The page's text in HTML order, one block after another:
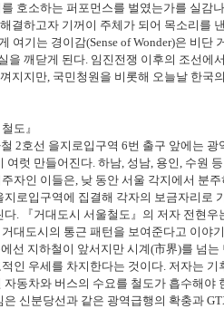
호소하는 퍼포먼스를 벌였는가를 실감
결하고자 기꺼이 주체가 되어 목소리를
여기는 경이감(Sense of Wonder)은 비단
을 깨닫게 된다. 임진전쟁 이후의 조선에서
지지만, 국민청원을 비롯해 오늘날 한국
도』
2호선 을지로입구역 6번 출구 앞에는 광
여럿 만들어진다. 하남, 성남, 용인, 수원
자인 이들은, 낮 동안 서울 각지에서 분
지로입구역에 집결해 각자의 보금자리로
다. 『거대도시 서울철도』 의 저자 전현우
대도시의 통근 패턴을 보여준다고 이야
선 지하철이 앞서지만 시계(市界)를 넘는
인 우세를 차지한다는 것이다. 저자는 기
자동차와 버스의 수요를 철도가 흡수해야
은 신분당선과 같은 광역급행의 확충과